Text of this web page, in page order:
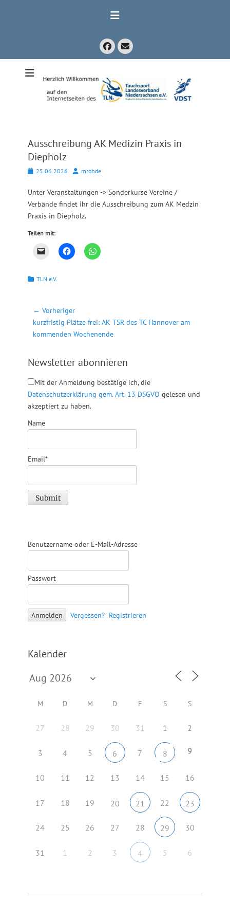
Facebook
E-
Mail
Tauchsport
Landesverband
Ausschreibung AK Medizin Praxis in
Diepholz
Posted25.06.2026 Autormrohde
Unter Veranstaltungen -> Sonderkurse Vereine /
Verbände findet ihr die Ausschreibung zum AK Medzin
Praxis in Diepholz.
Teilen mit:
Kategorien
TLN e.V.
Beitragsnavigation
← Vorheriger
Vorheriger
Beitrag:
kurzfristig Plätze frei: AK TSR des TC Hannover am
kommenden Wochenende
Newsletter abonnieren
Mit der Anmeldung bestätige ich, die
Datenschutzerklärung gem. Art. 13 DSGVO gelesen und
akzeptiert zu haben.
Name
Email*
Benutzername oder E-Mail-Adresse
Passwort
Vergessen? Registrieren
Kalender
M D M D F S S
27 28 29 30 31 1 2
3 4 5 6 7 8 9
10 11 12 13 14 15 16
17 18 19 20 21 22 23
24 25 26 27 28 29 30
31 1 2 3 4 5 6